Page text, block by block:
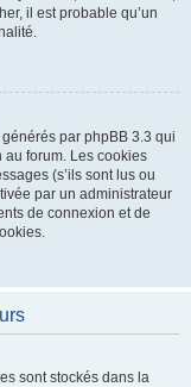
il est probable qu’un
par phpBB 3.3 qui
au forum. Les cookies
(s’ils sont lus ou
par un administrateur
de connexion et de
sont stockés dans la